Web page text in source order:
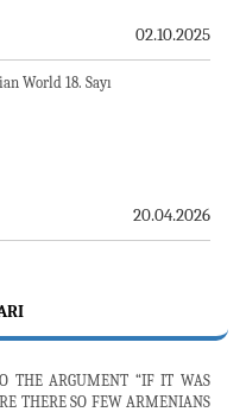
02.10.2025
World 18. Sayı
20.04.2026
THE ARGUMENT “IF IT WAS
THERE SO FEW ARMENIANS